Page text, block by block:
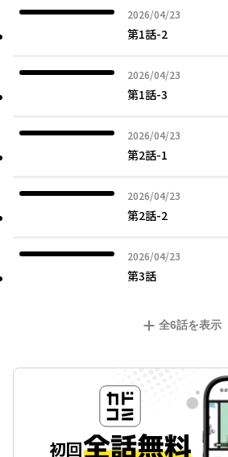
2026/04/23
2026年04月23日
第1話-2
2026/04/23
2026年04月23日
第1話-3
2026/04/23
2026年04月23日
第2話-1
2026/04/23
2026年04月23日
第2話-2
2026/04/23
2026年04月23日
第3話
全6話を表示